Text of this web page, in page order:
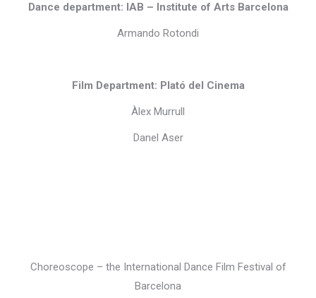
Dance department: IAB – Institute of Arts Barcelona
Armando Rotondi
Film Department: Plató del Cinema
Àlex Murrull
Danel Aser
Choreoscope – the International Dance Film Festival of
Barcelona